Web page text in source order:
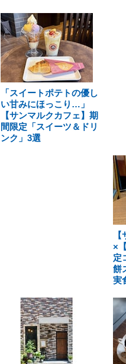
「スイートポテトの優し
い甘みにほっこり…」
【サンマルクカフェ】期
間限定「スイーツ＆ドリ
ンク」3選
×
定
餅
実